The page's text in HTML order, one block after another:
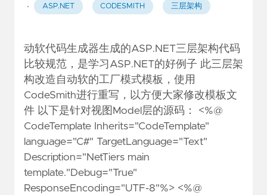
·
ASP.NET CODESMITH 三层架构
动软代码生成器生成的ASP.NET三层架构代码
比较规范，是学习ASP.NET的好例子 此三层架
构改造自动软的工厂模式模板，使用
CodeSmith进行重写，以方便大家修改模板文
件 以下是针对视图Model层的源码： <%@
CodeTemplate Inherits="CodeTemplate"
language="C#" TargetLanguage="Text"
Description="NetTiers main
template."Debug="True"
ResponseEncoding="UTF-8"%> <%@